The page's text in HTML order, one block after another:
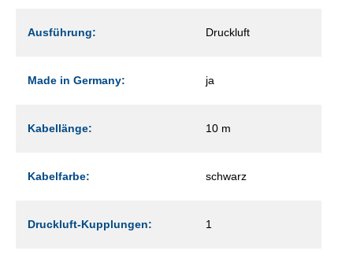
Ausführung: Druckluft
Made in Germany: ja
Kabellänge: 10 m
Kabelfarbe: schwarz
Druckluft-Kupplungen: 1